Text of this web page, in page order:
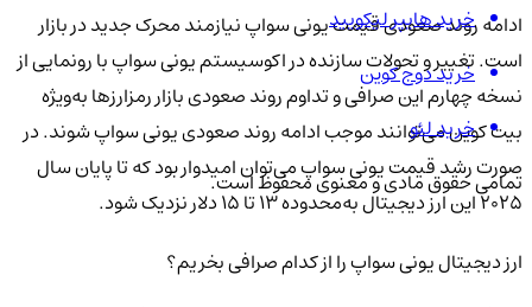
ادامه روند صعودی قیمت یونی سواپ نیازمند محرک جدید در بازار
است. تغییر و تحولات سازنده در اکوسیستم یونی سواپ با رونمایی از
نسخه چهارم این صرافی و تداوم روند صعودی بازار رمزارزها به‌ویژه
بیت کوین می‌توانند موجب ادامه روند صعودی یونی سواپ شوند. در
صورت رشد قیمت یونی سواپ می‌توان امیدوار بود که تا پایان سال
۲۰۲۵ این ارز دیجیتال به‌محدوده ۱۳ تا ۱۵ دلار نزدیک شود.
ارز دیجیتال یونی سواپ را از کدام صرافی بخریم؟
خرید هایپر لیکویید
خرید دوج کوین
خرید لئو
تمامی حقوق مادی و معنوی محفوظ است.